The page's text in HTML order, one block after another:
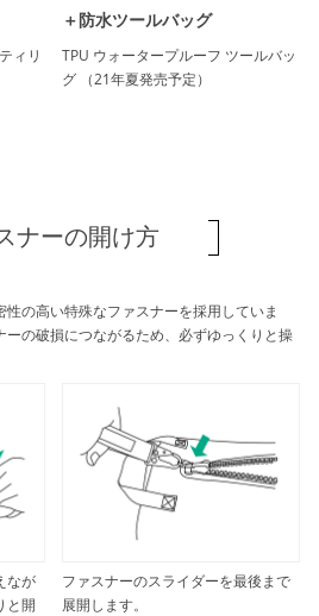
ィリ
＋防水ツールバッグ
TPU ウォータープルーフ ツールバッ
グ （21年夏発売予定）
ナーの開け方
の高い特殊なファスナーを採用していま
の破損につながるため、必ずゆっくりと操
なが
と開
ファスナーのスライダーを最後まで
展開します。